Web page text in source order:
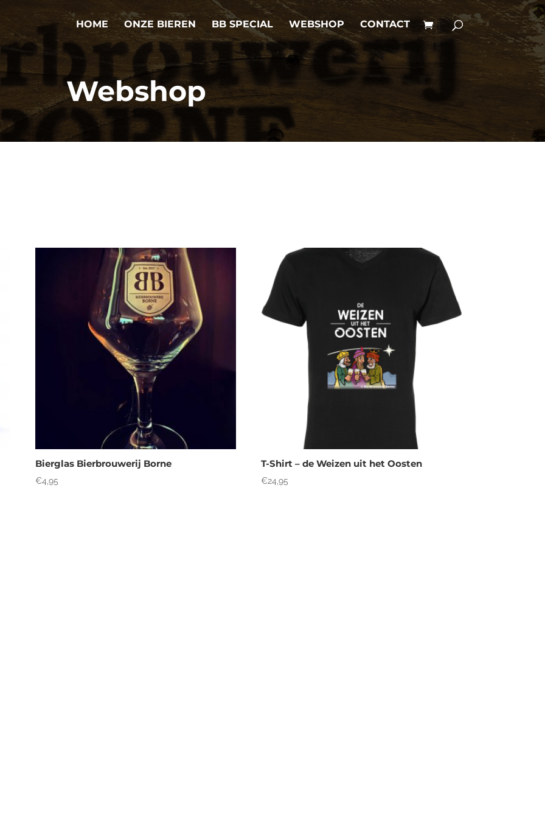
HOME ONZE BIEREN BB SPECIAL WEBSHOP CONTACT
Webshop
Bierglas Bierbrouwerij Borne
€4,95
T-Shirt – de Weizen uit het Oosten
€24,95